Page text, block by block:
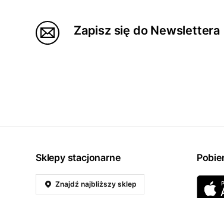
Zapisz się do Newslettera
Sklepy stacjonarne
Znajdź najbliższy sklep